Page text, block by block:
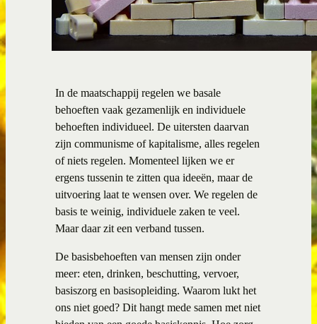
In de maatschappij regelen we basale
behoeften vaak gezamenlijk en individuele
behoeften individueel. De uitersten daarvan
zijn communisme of kapitalisme, alles regelen
of niets regelen. Momenteel lijken we er
ergens tussenin te zitten qua ideeën, maar de
uitvoering laat te wensen over. We regelen de
basis te weinig, individuele zaken te veel.
Maar daar zit een verband tussen.
De basisbehoeften van mensen zijn onder
meer: eten, drinken, beschutting, vervoer,
basiszorg en basisopleiding. Waarom lukt het
ons niet goed? Dit hangt mede samen met niet